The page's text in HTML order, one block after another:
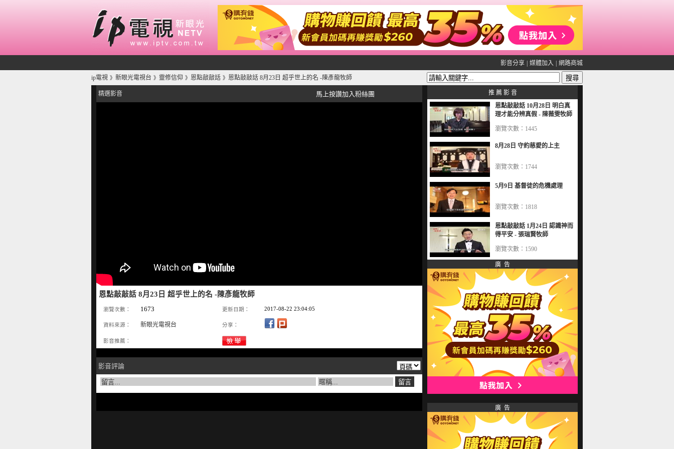
影音分享 媒體加入 網路商城
ip電視 》 新眼光電視台 》 靈修信仰 》 恩點敲敲話 》 恩點敲敲話 8月23日 超乎世上的名 -陳彥龍牧師
精選影音 馬上按讚加入粉絲團
恩點敲敲話 8月23日 超乎世上的名 -陳彥龍牧師
瀏覽次數： 1673 更新日期： 2017-08-22 23:04:05
資料來源： 新眼光電視台 分享：
影音推薦：
影音評論
推 薦 影 音
恩點敲敲話 10月28日 明白真
理才能分辨真假 - 陳薇雯牧師
瀏覽次數：1445
8月28日 守約慈愛的上主
瀏覽次數：1744
5月9日 基督徒的危機處理
瀏覽次數：1818
恩點敲敲話 1月24日 認識神而
得平安 - 張瑞賢牧師
瀏覽次數：1590
廣 告
廣 告